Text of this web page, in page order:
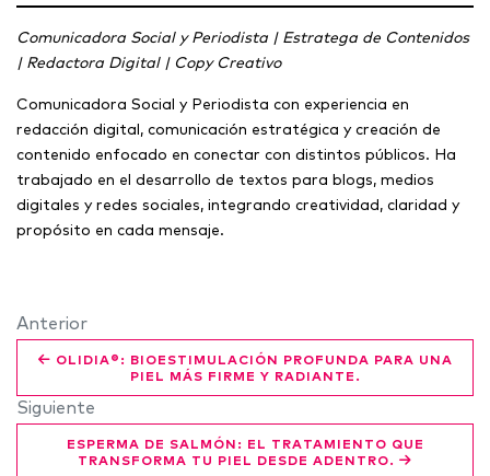
Comunicadora Social y Periodista | Estratega de Contenidos
| Redactora Digital | Copy Creativo
Comunicadora Social y Periodista con experiencia en
redacción digital, comunicación estratégica y creación de
contenido enfocado en conectar con distintos públicos. Ha
trabajado en el desarrollo de textos para blogs, medios
digitales y redes sociales, integrando creatividad, claridad y
propósito en cada mensaje.
Anterior
OLIDIA®: BIOESTIMULACIÓN PROFUNDA PARA UNA
PIEL MÁS FIRME Y RADIANTE.
Siguiente
ESPERMA DE SALMÓN: EL TRATAMIENTO QUE
TRANSFORMA TU PIEL DESDE ADENTRO.